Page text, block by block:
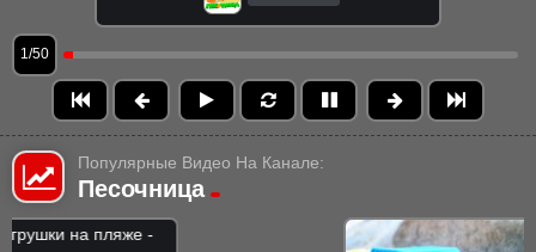
1/50
Популярные Видео На Канале:
Песочница